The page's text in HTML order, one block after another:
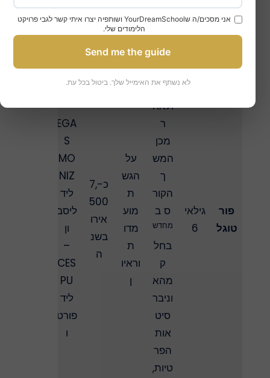
פור
טוגל
גילאי
שנה
בצר
פתי
ת
ולאח
מכן
המש
הקור
ס ב
מחדש
בחל
מהא
וניבר
סיט
אות
הפר
טיות,
הגש
מוע
מדו
וראיו
כ-7,
500
אירו
בשנ
–
EGA
MO
NIZ
ליסב
CES
פורט
אני מסכים/ה שYourDreamSchool ושותפיה יצרו איתי קשר לגבי פרויקט
הלימודים שלי.
Send me the guide
לא נשתף את האימייל שלך. ביטול בכל עת.